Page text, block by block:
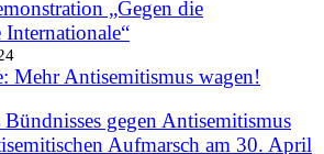
„Gegen die
Internationale“
Mehr Antisemitismus wagen!
Bündnisses gegen Antisemitismus
Aufmarsch am 30. April